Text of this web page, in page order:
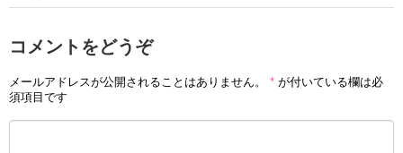
コメントをどうぞ
メールアドレスが公開されることはありません。 * が付いている欄は必
須項目です